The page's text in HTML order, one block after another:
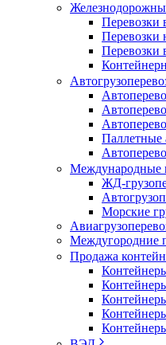
Перевозки
Перевозки
Перевозки
Паллетные
Международные
ЖД-
Морские
Междугородние
Продажа